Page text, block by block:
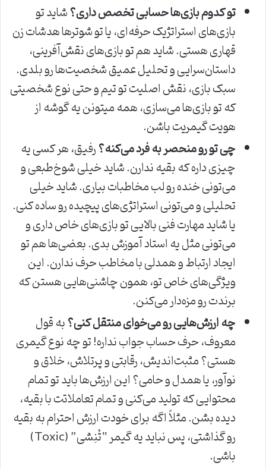
تو کدوم بازی‌ها حسابی تخصص داری؟شاید تو
بازی‌های استراتژیک حرفه‌ای، یا تو شوترها هدشات زن
قهاری هستی. شاید هم تو بازی‌های نقش‌آفرینی،
داستان‌سرایی و تحلیل عمیق شخصیت‌ها رو بلدی.
سبک بازی، نقش اصلیت تو تیم و حتی نوع شخصیتی
که تو بازی‌ها می‌سازی، همه میتونن یه گوشه از
هویت گیمریت باشن.
چی تو رو منحصر به فرد می‌کنه؟رفیق، هر کسی یه
چیزی داره که بقیه ندارن. شاید خیلی شوخ‌طبعی و
می‌تونی خنده رو لب مخاطبات بیاری. شاید خیلی
تحلیلی و می‌تونی استراتژی‌های پیچیده رو ساده کنی.
یا شاید مهارت فنی بالایی تو بازی‌های خاص داری و
می‌تونی مثل یه استاد آموزش بدی. بعضی‌ها هم تو
ایجاد ارتباط و همدلی با مخاطب حرف ندارن. این
ویژگی‌های خاص تو، همون چاشنی‌هایی هستن که
برندت رو مزه‌دار می‌کنن.
چه ارزش‌هایی رو می‌خوای منتقل کنی؟به قول
معروف، حرف حساب جواب نداره! تو چه نوع گیمری
هستی؟ مثبت‌اندیش، رقابتی و پرتلاش، خلاق و
نوآور، یا همدل و حامی؟ این ارزش‌ها باید تو تمام
محتوایی که تولید می‌کنی و تمام تعاملاتت با بقیه،
دیده بشن. مثلاً اگه برای خودت ارزش احترام به بقیه
رو گذاشتی، پس نباید یه گیمر “تُنِشی” (Toxic)
باشی.